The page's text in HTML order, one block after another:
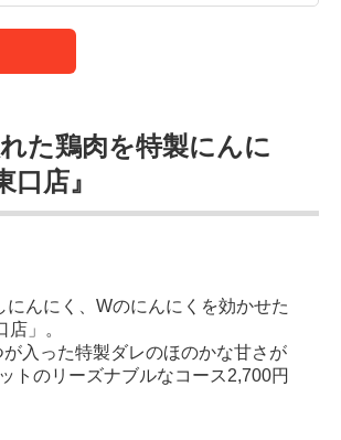
た鶏肉を特製にんに
店』
んにく、Wのにんにくを効かせた
」。
入った特製ダレのほのかな甘さが
トのリーズナブルなコース2,700円